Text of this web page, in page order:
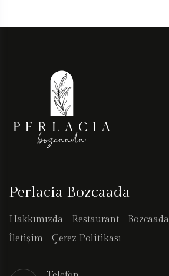
Perlacia Bozcaada
Hakkımızda Restaurant Bozcaada
İletişim
Çerez Politikası